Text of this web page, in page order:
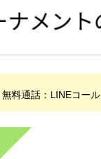
無料通話：LINEコール